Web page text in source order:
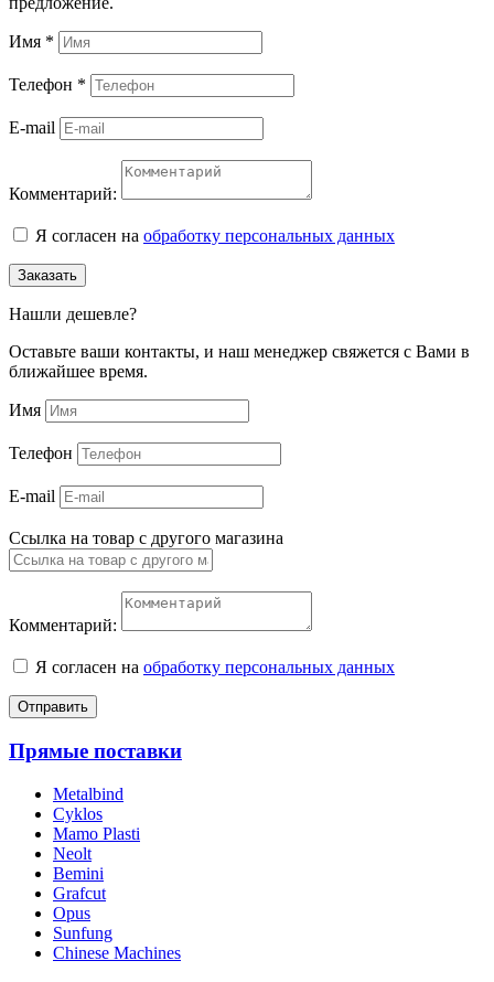
Имя *
Телефон *
E-mail
Комментарий:
Я согласен на обработку персональных данных
Заказать
Нашли дешевле?
Оставьте ваши контакты, и наш менеджер свяжется с Вами в
ближайшее время.
Имя
Телефон
E-mail
Ссылка на товар с другого магазина
Комментарий:
Я согласен на обработку персональных данных
Отправить
Прямые поставки
Metalbind
Cyklos
Mamo Plasti
Neolt
Bemini
Grafcut
Opus
Sunfung
Chinese Machines